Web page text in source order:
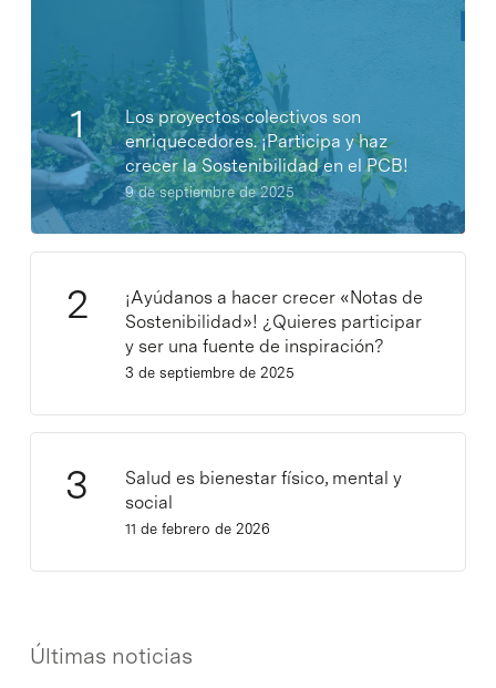
Los proyectos colectivos son
enriquecedores. ¡Participa y haz
crecer la Sostenibilidad en el PCB!
9 de septiembre de 2025
¡Ayúdanos a hacer crecer «Notas de
Sostenibilidad»! ¿Quieres participar
y ser una fuente de inspiración?
3 de septiembre de 2025
Salud es bienestar físico, mental y
social
11 de febrero de 2026
Últimas noticias